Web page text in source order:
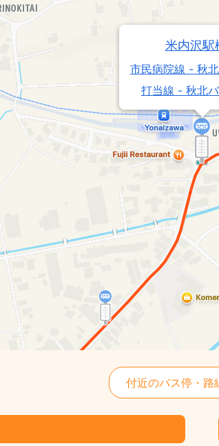
米内沢駅
市民病院線 - 秋北
打当線 - 秋北バ
付近のバス停・路